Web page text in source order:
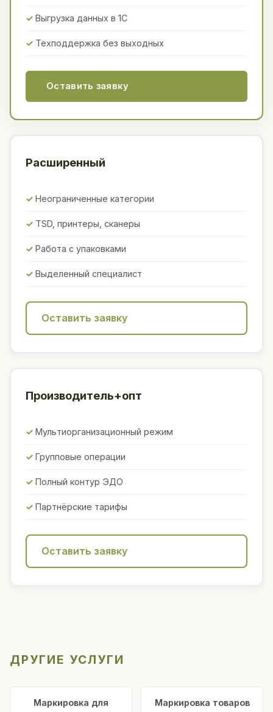
Выгрузка данных в 1С
Техподдержка без выходных
Оставить заявку
Расширенный
Неограниченные категории
TSD, принтеры, сканеры
Работа с упаковками
Выделенный специалист
Оставить заявку
Производитель+опт
Мультиорганизационный режим
Групповые операции
Полный контур ЭДО
Партнёрские тарифы
Оставить заявку
ДРУГИЕ УСЛУГИ
Маркировка для
Маркировка товаров